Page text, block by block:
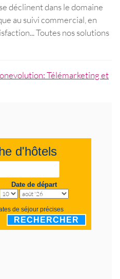
déclinent dans le domaine
au suivi commercial, en
Toutes nos solutions
Télémarketing et
d'hôtels
Date de départ
de séjour précises
RECHERCHER